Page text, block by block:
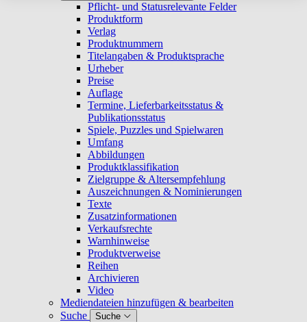
Pflicht- und Statusrelevante Felder
Produktform
Verlag
Produktnummern
Titelangaben & Produktsprache
Urheber
Preise
Auflage
Termine, Lieferbarkeitsstatus &
Publikationsstatus
Spiele, Puzzles und Spielwaren
Umfang
Abbildungen
Produktklassifikation
Zielgruppe & Altersempfehlung
Auszeichnungen & Nominierungen
Texte
Zusatzinformationen
Verkaufsrechte
Warnhinweise
Produktverweise
Reihen
Archivieren
Video
Mediendateien hinzufügen & bearbeiten
Suche
Suche